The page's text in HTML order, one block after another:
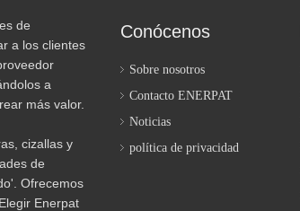
de
a los clientes
a
más valor.
cizallas y
de
Ofrecemos
Enerpat
Conócenos
Sobre nosotros
Contacto ENERPAT
Noticias
política de privacidad